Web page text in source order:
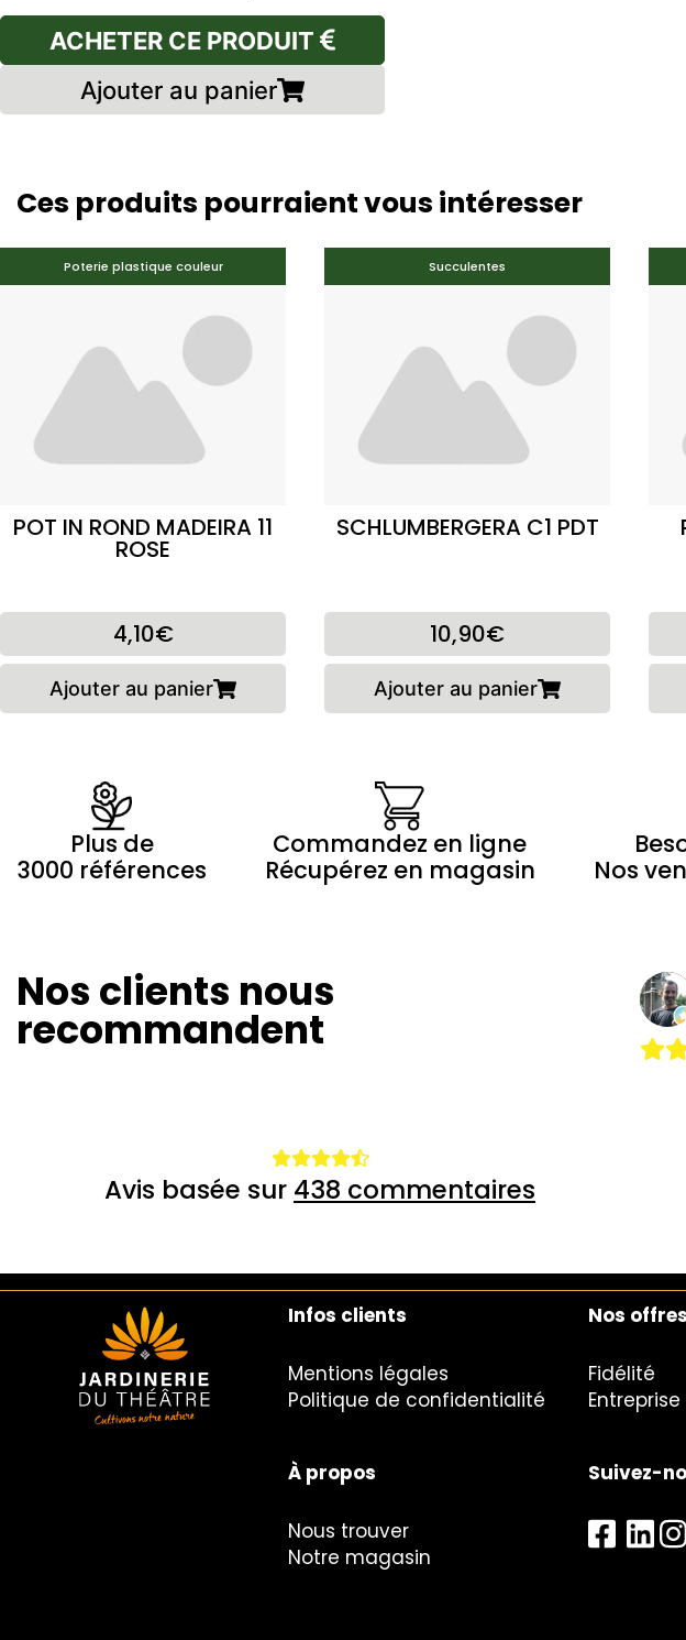
ACHETER CE PRODUIT
Ajouter au panier
Ces produits pourraient vous intéresser
Poterie plastique couleur
POT IN ROND MADEIRA 11
ROSE
4,10€
Ajouter au panier
Succulentes
SCHLUMBERGERA C1 PDT
10,90€
Ajouter au panier
Plus de
3000 références
Commandez en ligne
Récupérez en magasin
Nos
Nos clients nous
recommandent
Avis basée sur 438 commentaires
Olivier Revol
24/08/2024
Infos clients
Mentions légales
Politique de confidentialité
Nos offres
Fidélité
Entreprise
À propos
Nous trouver
Notre magasin
Suivez-